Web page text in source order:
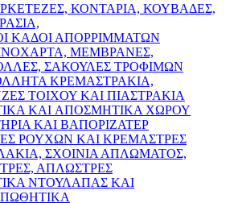
ΚΟΝΤΑΡΙΑ, ΚΟΥΒΑΔΕΣ,
ΚΑΔΟΙ ΑΠΟΡΡΙΜΜΑΤΩΝ
ΜΕΜΒΡΑΝΕΣ,
ΣΑΚΟΥΛΕΣ ΤΡΟΦΙΜΩΝ
ΚΡΕΜΑΣΤΡΑΚΙΑ,
ΤΟΙΧΟΥ ΚΑΙ ΠΙΑΣΤΡΑΚΙΑ
KAI ΑΠΟΣΜΗΤΙΚΑ ΧΩΡΟΥ
ΚΑΙ ΒΑΠΟΡΙΖΑΤΕΡ
ΡΟΥΧΩΝ ΚΑΙ ΚΡΕΜΑΣΤΡΕΣ
ΣΧΟΙΝΙΑ ΑΠΛΩΜΑΤΟΣ,
ΑΠΛΩΣΤΡΕΣ
ΝΤΟΥΛΑΠΑΣ ΚΑΙ